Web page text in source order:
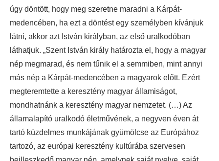
úgy döntött, hogy meg szeretne maradni a Kárpát-
medencében, ha ezt a döntést egy személyben kívánjuk
látni, akkor azt István királyban, az első uralkodóban
láthatjuk. „Szent István király határozta el, hogy a magyar
nép megmarad, és nem tűnik el a semmiben, mint annyi
más nép a Kárpát-medencében a magyarok előtt. Ezért
megteremtette a keresztény magyar államiságot,
mondhatnánk a keresztény magyar nemzetet. (…) Az
államalapító uralkodó életművének, a negyven éven át
tartó küzdelmes munkájának gyümölcse az Európához
tartozó, az európai keresztény kultúrába szervesen